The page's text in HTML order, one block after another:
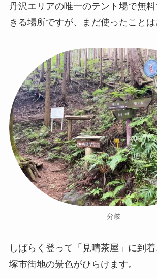
丹沢エリアの唯一のテント場で無
きる場所ですが、まだ使ったことは
分岐
しばらく登って「見晴茶屋」に到
塚市街地の景色がひらけます。